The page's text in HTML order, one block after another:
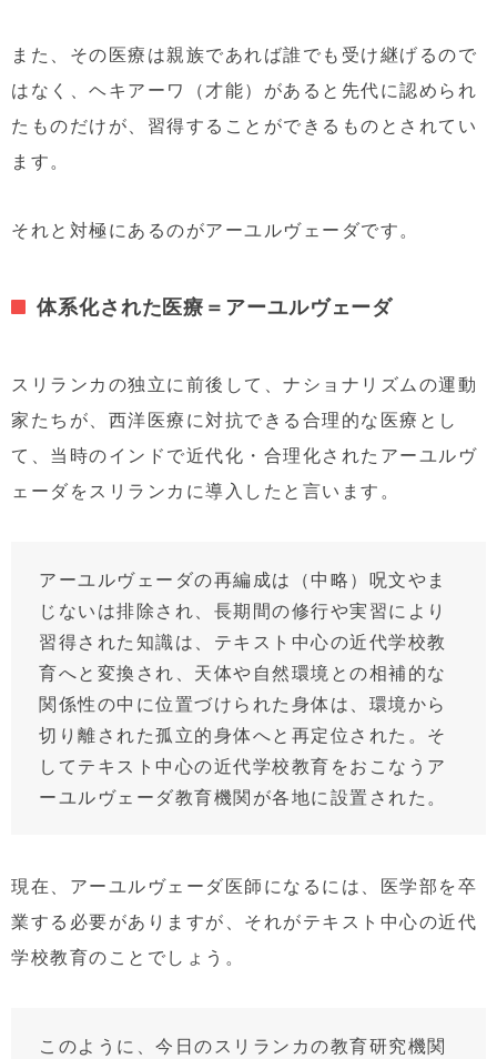
また、その医療は親族であれば誰でも受け継げるので
はなく、ヘキアーワ（才能）があると先代に認められ
たものだけが、習得することができるものとされてい
ます。
それと対極にあるのがアーユルヴェーダです。
体系化された医療＝アーユルヴェーダ
スリランカの独立に前後して、ナショナリズムの運動
家たちが、西洋医療に対抗できる合理的な医療とし
て、当時のインドで近代化・合理化されたアーユルヴ
ェーダをスリランカに導入したと言います。
アーユルヴェーダの再編成は（中略）呪文やま
じないは排除され、長期間の修行や実習により
習得された知識は、テキスト中心の近代学校教
育へと変換され、天体や自然環境との相補的な
関係性の中に位置づけられた身体は、環境から
切り離された孤立的身体へと再定位された。そ
してテキスト中心の近代学校教育をおこなうア
ーユルヴェーダ教育機関が各地に設置された。
現在、アーユルヴェーダ医師になるには、医学部を卒
業する必要がありますが、それがテキスト中心の近代
学校教育のことでしょう。
このように、今日のスリランカの教育研究機関